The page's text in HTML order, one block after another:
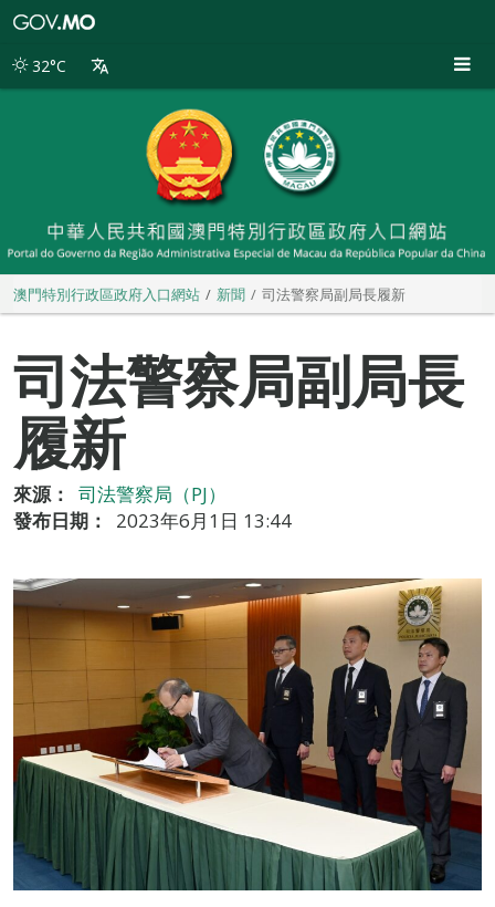
別
32°C
澳門特別行政區政府入口網站 新聞 司法警察局副局長履新
司法警察局副局長
履新
來源：
司法警察局（PJ）
發布日期：
2023年6月1日 13:44